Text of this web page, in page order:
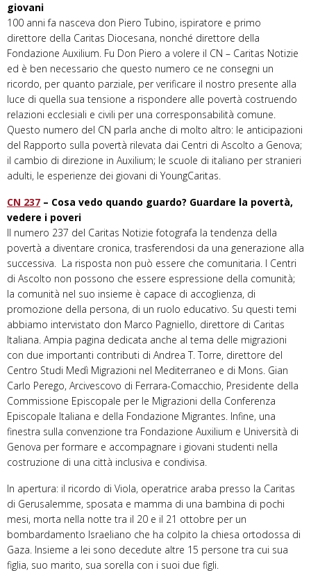
giovani
100 anni fa nasceva don Piero Tubino, ispiratore e primo
direttore della Caritas Diocesana, nonché direttore della
Fondazione Auxilium. Fu Don Piero a volere il CN – Caritas Notizie
ed è ben necessario che questo numero ce ne consegni un
ricordo, per quanto parziale, per verificare il nostro presente alla
luce di quella sua tensione a rispondere alle povertà costruendo
relazioni ecclesiali e civili per una corresponsabilità comune.
Questo numero del CN parla anche di molto altro: le anticipazioni
del Rapporto sulla povertà rilevata dai Centri di Ascolto a Genova;
il cambio di direzione in Auxilium; le scuole di italiano per stranieri
adulti, le esperienze dei giovani di YoungCaritas.
CN 237 – Cosa vedo quando guardo? Guardare la povertà,
vedere i poveri
Il numero 237 del Caritas Notizie fotografa la tendenza della
povertà a diventare cronica, trasferendosi da una generazione alla
successiva. La risposta non può essere che comunitaria. I Centri
di Ascolto non possono che essere espressione della comunità;
la comunità nel suo insieme è capace di accoglienza, di
promozione della persona, di un ruolo educativo. Su questi temi
abbiamo intervistato don Marco Pagniello, direttore di Caritas
Italiana. Ampia pagina dedicata anche al tema delle migrazioni
con due importanti contributi di Andrea T. Torre, direttore del
Centro Studi Medì Migrazioni nel Mediterraneo e di Mons. Gian
Carlo Perego, Arcivescovo di Ferrara-Comacchio, Presidente della
Commissione Episcopale per le Migrazioni della Conferenza
Episcopale Italiana e della Fondazione Migrantes. Infine, una
finestra sulla convenzione tra Fondazione Auxilium e Università di
Genova per formare e accompagnare i giovani studenti nella
costruzione di una città inclusiva e condivisa.
In apertura: il ricordo di Viola, operatrice araba presso la Caritas
di Gerusalemme, sposata e mamma di una bambina di pochi
mesi, morta nella notte tra il 20 e il 21 ottobre per un
bombardamento Israeliano che ha colpito la chiesa ortodossa di
Gaza. Insieme a lei sono decedute altre 15 persone tra cui sua
figlia, suo marito, sua sorella con i suoi due figli.